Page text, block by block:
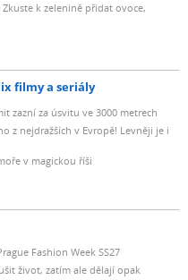
k zelenině přidat ovoce,
filmy a seriály
zazní za úsvitu ve 3000 metrech
z nejdražších v Evropě! Levněji je i
v magickou říši
Fashion Week SS27
život, zatím ale dělají opak